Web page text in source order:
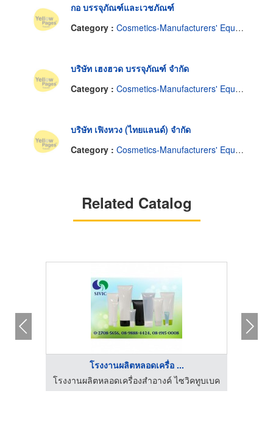
กอ บรรจุภัณฑ์และเวชภัณฑ์
Category : Cosmetics-Manufacturers' Equipment & Supplies
บริษัท เฮงฮวด บรรจุภัณฑ์ จำกัด
Category : Cosmetics-Manufacturers' Equipment & Supplies
บริษัท เฟิงหวง (ไทยแลนด์) จำกัด
Category : Cosmetics-Manufacturers' Equipment & Supplies
Related Catalog
โรงงานผลิตหลอดเครื่อ ...
โรงงานผลิตหลอดเครื่องสำอางค์ ไซวิคทูบเบค